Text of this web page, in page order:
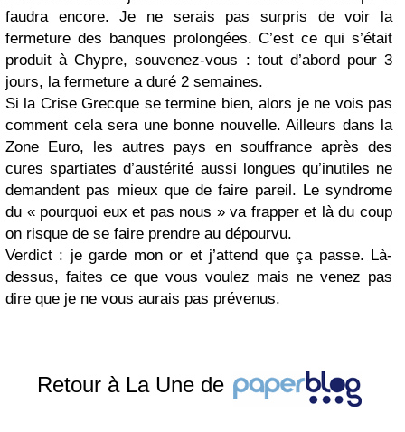
faudra encore. Je ne serais pas surpris de voir la
fermeture des banques prolongées. C’est ce qui s’était
produit à Chypre, souvenez-vous : tout d’abord pour 3
jours, la fermeture a duré 2 semaines.
Si la Crise Grecque se termine bien, alors je ne vois pas
comment cela sera une bonne nouvelle. Ailleurs dans la
Zone Euro, les autres pays en souffrance après des
cures spartiates d’austérité aussi longues qu’inutiles ne
demandent pas mieux que de faire pareil. Le syndrome
du « pourquoi eux et pas nous » va frapper et là du coup
on risque de se faire prendre au dépourvu.
Verdict : je garde mon or et j’attend que ça passe. Là-
dessus, faites ce que vous voulez mais ne venez pas
dire que je ne vous aurais pas prévenus.
Retour à La Une de